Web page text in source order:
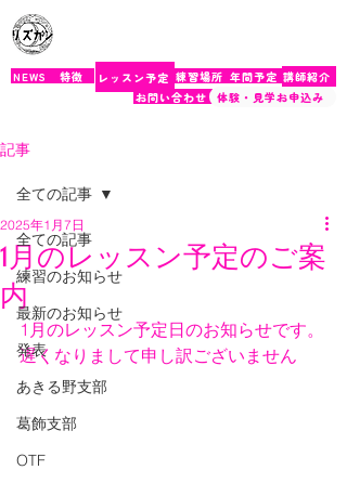
特徴
NEWS レッスン予定 練習場所 年間予定 講師紹介
お問い合わせ
体験・見学お申込み
記事
全ての記事
練習のお知らせ
最新のお知らせ
発表
あきる野支部
葛飾支部
OTF
全ての記事
1月のレッスン予定のご案
内
2025年1月7日
1月のレッスン予定日のお知らせです。
遅くなりまして申し訳ございません